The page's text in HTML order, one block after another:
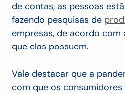
de contas, as pessoas
fazendo pesquisas de
empresas, de acordo com
que elas possuem.
Vale destacar que a
com que os consumidores